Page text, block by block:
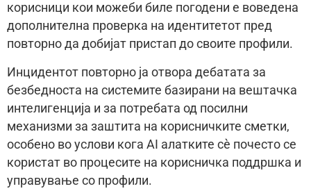
корисници кои можеби биле погодени е воведена
дополнителна проверка на идентитетот пред
повторно да добијат пристап до своите профили.
Инцидентот повторно ја отвора дебатата за
безбедноста на системите базирани на вештачка
интелигенција и за потребата од посилни
механизми за заштита на корисничките сметки,
особено во услови кога AI алатките сè почесто се
користат во процесите на корисничка поддршка и
управување со профили.